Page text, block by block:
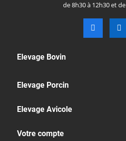
de 8h30 à 12h30 et
Elevage Bovin
Elevage Porcin
Elevage Avicole
Votre compte